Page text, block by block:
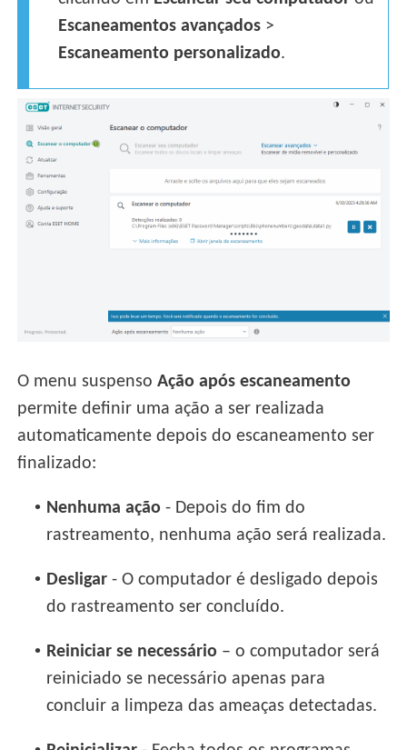
Escaneamentos avançados >
Escaneamento personalizado.
O menu suspensoAção após escaneamento
permite definir uma ação a ser realizada
automaticamente depois do escaneamento ser
finalizado:
• Nenhuma ação - Depois do fim do
rastreamento, nenhuma ação será realizada.
• Desligar - O computador é desligado depois
do rastreamento ser concluído.
• Reiniciar se necessário – o computador será
reiniciado se necessário apenas para
concluir a limpeza das ameaças detectadas.